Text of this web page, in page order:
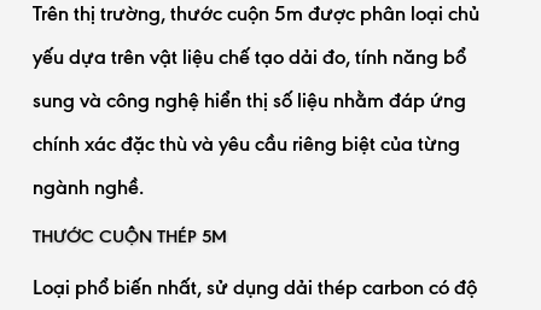
Trên thị trường, thước cuộn 5m được phân loại chủ
yếu dựa trên vật liệu chế tạo dải đo, tính năng bổ
sung và công nghệ hiển thị số liệu nhằm đáp ứng
chính xác đặc thù và yêu cầu riêng biệt của từng
ngành nghề.
THƯỚC CUỘN THÉP 5M
Loại phổ biến nhất, sử dụng dải thép carbon có độ